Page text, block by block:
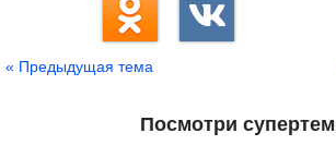
« Предыдущая тема
Посмотри